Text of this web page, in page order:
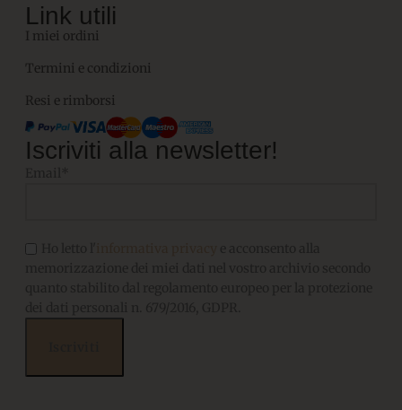
Link utili
I miei ordini
Termini e condizioni
Resi e rimborsi
Iscriviti alla newsletter!